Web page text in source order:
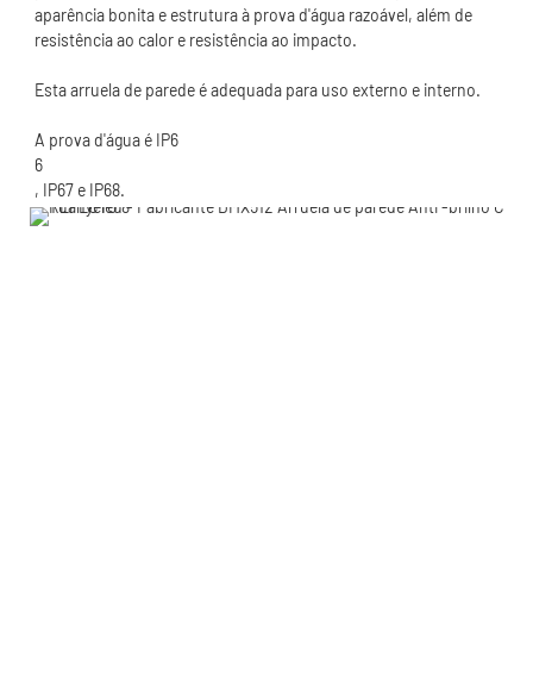
aparência bonita e estrutura à prova d'água razoável, além de